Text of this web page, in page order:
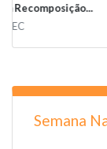
Semana